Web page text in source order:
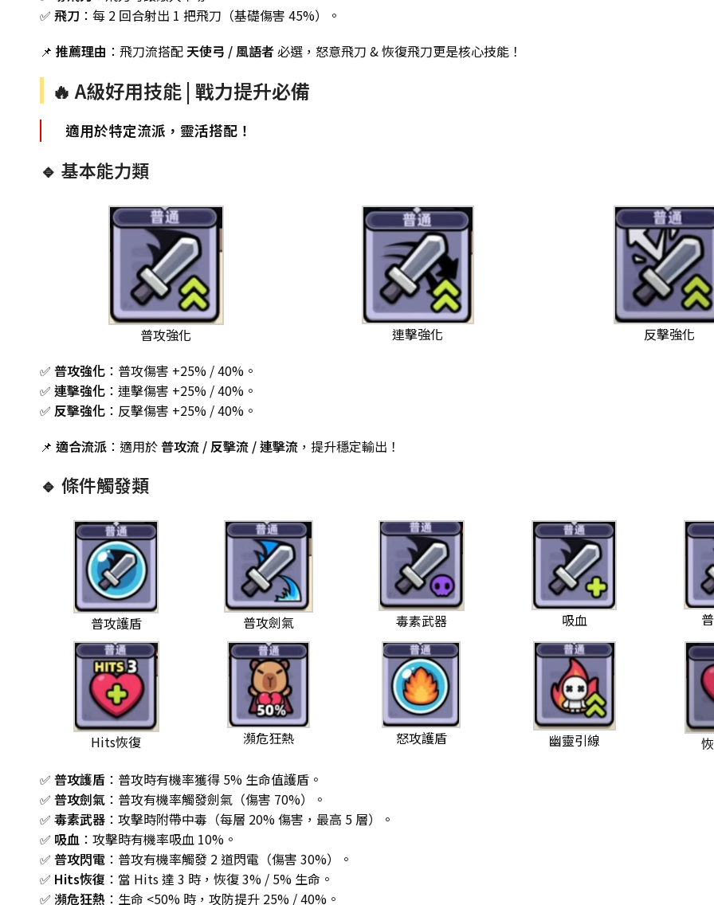
✅ 飛刀 ：每 2 回合射出 1 把飛刀（基礎傷害 45%）。
📌 推薦理由 ：飛刀流搭配 天使弓 / 風語者必選，怒意飛刀 & 恢復飛刀更是核心技能！
🔥 A級好用技能 | 戰力提升必備
適用於特定流派，靈活搭配！
🔹 基本能力類
普攻強化 連擊強化
反擊強化
✅ 普攻強化 ：普攻傷害 +25% / 40%。
✅ 連擊強化 ：連擊傷害 +25% / 40%。
✅ 反擊強化 ：反擊傷害 +25% / 40%。
📌 適合流派 ：適用於普攻流 / 反擊流 / 連擊流 ，提升穩定輸出！
🔹 條件觸發類
普攻護盾 普攻劍氣 毒素武器 吸血
Hits恢復 瀕危狂熱 怒攻護盾 幽靈引線
✅ 普攻護盾 ：普攻時有機率獲得 5% 生命值護盾。
✅ 普攻劍氣 ：普攻有機率觸發劍氣（傷害 70%）。
✅ 毒素武器 ：攻擊時附帶中毒（每層 20% 傷害，最高 5 層）。
✅ 吸血 ：攻擊時有機率吸血 10%。
✅ 普攻閃電 ：普攻有機率觸發 2 道閃電（傷害 30%）。
✅ Hits恢復 ：當 Hits 達 3 時，恢復 3% / 5% 生命。
✅ 瀕危狂熱 ：生命 <50% 時，攻防提升 25% / 40%。